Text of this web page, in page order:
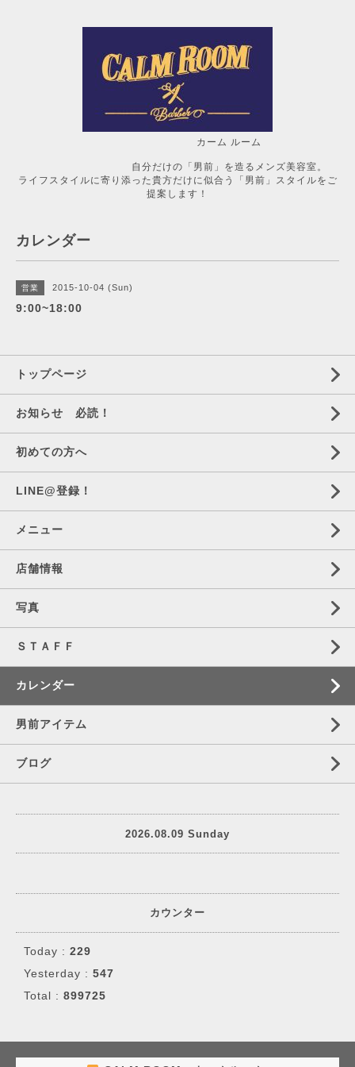
カーム ルーム
自分だけの「男前」を造るメンズ美容室。
ライフスタイルに寄り添った貴方だけに似合う「男前」スタイルをご
提案します！
カレンダー
営業 2015-10-04 (Sun)
9:00~18:00
トップページ
お知らせ 必読！
初めての方へ
LINE@登録！
メニュー
店舗情報
写真
ＳＴＡＦＦ
カレンダー
男前アイテム
ブログ
2026.08.09 Sunday
カウンター
Today : 229
Yesterday : 547
Total : 899725